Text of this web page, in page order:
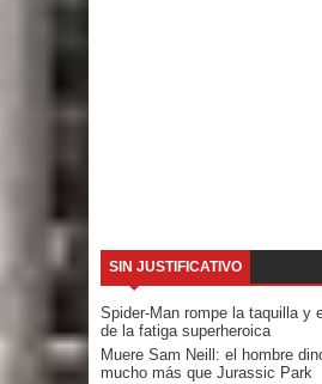
SIN JUSTIFICATIVO
Spider-Man rompe la taquilla y
de la fatiga superheroica
Muere Sam Neill: el hombre
mucho más que Jurassic Park